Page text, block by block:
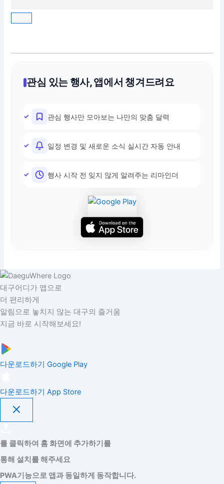
관심 있는 행사, 앱에서 챙겨드려요
관심 행사만 모아보는 나만의 맞춤 달력
일정 변경 및 새로운 소식 실시간 자동 안내
행사 시작 전 잊지 않게 알려주는 리마인더
대구어디가 앱으로
더 편리하게
알림으로 놓치지 않는 대구의 즐거움
지금 바로 시작해보세요!
다운로드하기 Google Play
다운로드하기 App Store
를 클릭하여 홈 화면에 추가하기를
통해 설치를 해주세요
PWA기능으로 앱과 동일하게 동작합니다.